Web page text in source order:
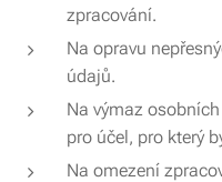
zpracování.
Na opravu
údajů.
Na výmaz
pro účel, pro který
Na omezení